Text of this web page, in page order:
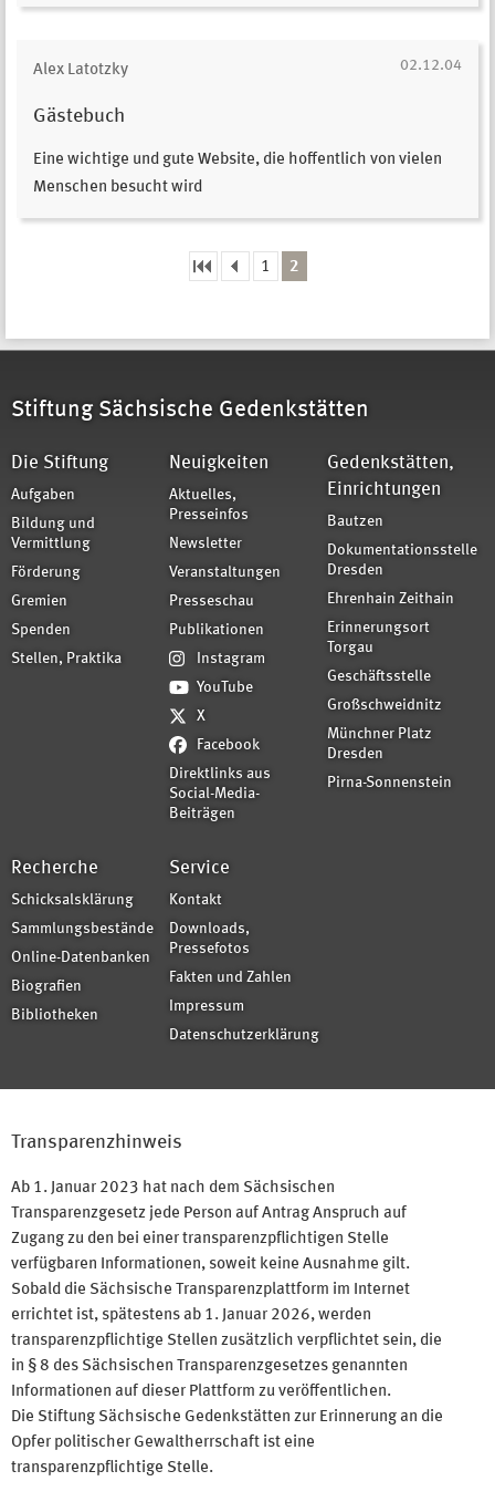
02.12.04
Alex Latotzky
Gästebuch
Eine wichtige und gute Website, die hoffentlich von vielen
Menschen besucht wird
1 2
Stiftung Sächsische Gedenkstätten
Die Stiftung
Aufgaben
Bildung und
Vermittlung
Förderung
Gremien
Spenden
Stellen, Praktika
Neuigkeiten
Aktuelles,
Presseinfos
Newsletter
Veranstaltungen
Presseschau
Publikationen
Instagram
YouTube
X
Facebook
Direktlinks aus
Social-Media-
Beiträgen
Gedenkstätten,
Einrichtungen
Bautzen
Dokumentationsstelle
Dresden
Ehrenhain Zeithain
Erinnerungsort
Torgau
Geschäftsstelle
Großschweidnitz
Münchner Platz
Dresden
Pirna-Sonnenstein
Recherche
Schicksalsklärung
Sammlungsbestände
Online-Datenbanken
Biografien
Bibliotheken
Service
Kontakt
Downloads,
Pressefotos
Fakten und Zahlen
Impressum
Datenschutzerklärung
Transparenzhinweis
Ab 1. Januar 2023 hat nach dem Sächsischen
Transparenzgesetz jede Person auf Antrag Anspruch auf
Zugang zu den bei einer transparenzpflichtigen Stelle
verfügbaren Informationen, soweit keine Ausnahme gilt.
Sobald die Sächsische Transparenzplattform im Internet
errichtet ist, spätestens ab 1. Januar 2026, werden
transparenzpflichtige Stellen zusätzlich verpflichtet sein, die
in § 8 des Sächsischen Transparenzgesetzes genannten
Informationen auf dieser Plattform zu veröffentlichen.
Die Stiftung Sächsische Gedenkstätten zur Erinnerung an die
Opfer politischer Gewaltherrschaft ist eine
transparenzpflichtige Stelle.